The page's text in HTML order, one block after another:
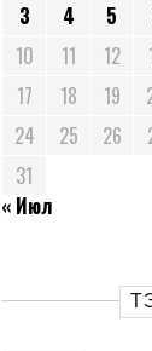
3
4 5
10
11 12
17
18 19
24
25 26
31
« Июл